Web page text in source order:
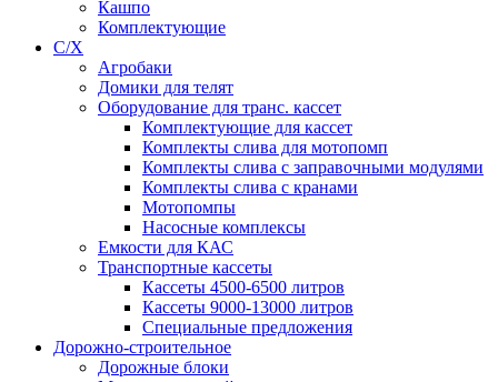
Кашпо
Комплектующие
С/Х
Агробаки
Домики для телят
Оборудование для транс. кассет
Комплектующие для кассет
Комплекты слива для мотопомп
Комплекты слива с заправочными модулями
Комплекты слива с кранами
Мотопомпы
Насосные комплексы
Емкости для КАС
Транспортные кассеты
Кассеты 4500-6500 литров
Кассеты 9000-13000 литров
Специальные предложения
Дорожно-строительное
Дорожные блоки